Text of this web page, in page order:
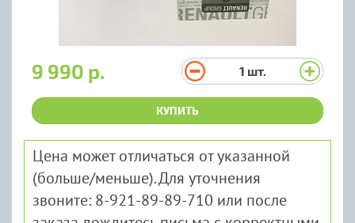
9 990 р. 1 шт.
КУПИТЬ
Цена может отличаться от указанной
(больше/меньше). Для уточнения
звоните: 8-921-89-89-710 или после